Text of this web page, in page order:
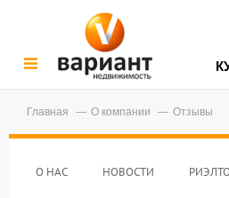
Главная О компании Отзывы
О НАС НОВОСТИ